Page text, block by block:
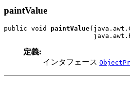
paintValue
public void paintValue
定義:
インタフェース